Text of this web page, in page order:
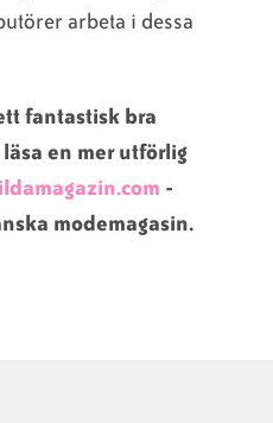
arbeta i dessa
fantastisk bra
en mer utförlig
-
modemagasin.